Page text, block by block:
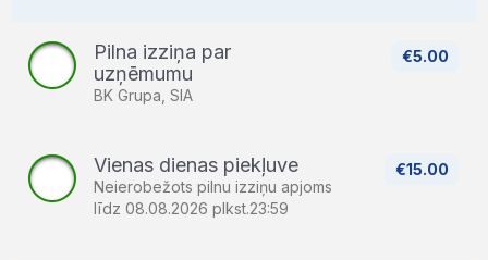
€5.00
Pilna izziņa par
uzņēmumu
BK Grupa, SIA
€15.00
Vienas dienas piekļuve
Neierobežots pilnu izziņu apjoms
līdz 08.08.2026 plkst.23:59